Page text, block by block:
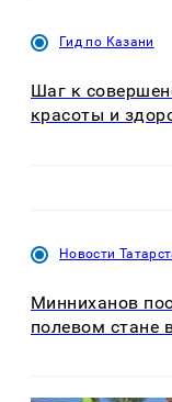
Гид по Казани
Шаг к
красоты и
Новости
Минниханов
полевом стане